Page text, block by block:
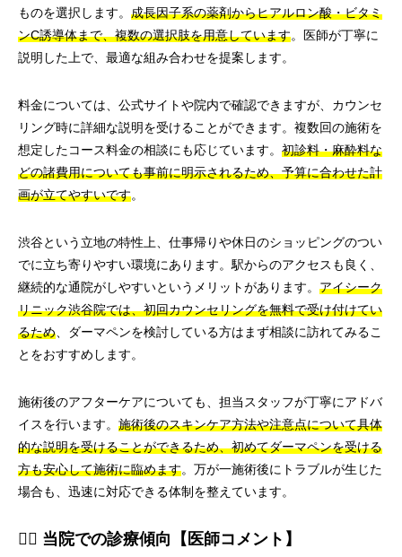
ものを選択します。 成長因子系の薬剤からヒアルロン酸・ビタミ
ンC誘導体まで、複数の選択肢を用意しています。医師が丁寧に
説明した上で、最適な組み合わせを提案します。
料金については、公式サイトや院内で確認できますが、カウンセ
リング時に詳細な説明を受けることができます。複数回の施術を
想定したコース料金の相談にも応じています。 初診料・麻酔料な
どの諸費用についても事前に明示されるため、予算に合わせた計
画が立てやすいです。
渋谷という立地の特性上、仕事帰りや休日のショッピングのつい
でに立ち寄りやすい環境にあります。駅からのアクセスも良く、
継続的な通院がしやすいというメリットがあります。 アイシーク
リニック渋谷院では、初回カウンセリングを無料で受け付けてい
るため 、ダーマペンを検討している方はまず相談に訪れてみるこ
とをおすすめします。
施術後のアフターケアについても、担当スタッフが丁寧にアドバ
イスを行います。 施術後のスキンケア方法や注意点について具体
的な説明を受けることができるため、初めてダーマペンを受ける
方も安心して施術に臨めます。万が一施術後にトラブルが生じた
場合も、迅速に対応できる体制を整えています。
👨‍⚕️ 当院での診療傾向【医師コメント】